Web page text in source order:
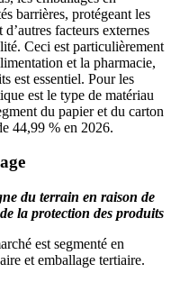
barrières, protégeant les
facteurs externes
Ceci est particulièrement
et la pharmacie,
est essentiel. Pour les
est le type de matériau
du papier et du carton
44,99 % en 2026.
du terrain en raison de
la protection des produits
est segmenté en
et emballage tertiaire.